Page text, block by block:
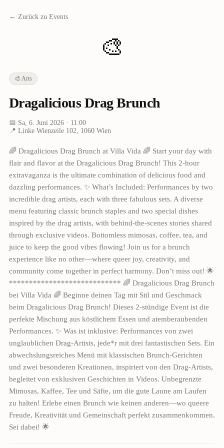
← Zurück zu Events
🎨
🎨 Arts
Dragalicious Drag Brunch
📅 Sa, 6. Juni 2026· 11:00
📍 Linke Wienzeile 102, 1060 Wien
🌈 Dragalicious Drag Brunch at Villa Vida 🌈 Start your day with
flair and flavor at the Dragalicious Drag Brunch! This 2-hour
extravaganza is the ultimate combination of delicious food and
dazzling performances. ✨ What’s Included: Performances by two
incredible drag artists, each with three fabulous sets. A diverse
menu featuring classic brunch staples and two special dishes
inspired by the drag artists, with behind-the-scenes stories shared
through exclusive videos. Bottomless mimosas, coffee, tea, and
juice to keep the good vibes flowing! Join us for a brunch
experience like no other—where queer joy, creativity, and
community come together in perfect harmony. Don’t miss out! 🌟
**************************** 🌈 Dragalicious Drag Brunch
bei Villa Vida 🌈 Beginne deinen Tag mit Stil und Geschmack
beim Dragalicious Drag Brunch! Dieses 2-stündige Event ist die
perfekte Mischung aus köstlichem Essen und atemberaubenden
Performances. ✨ Was ist inklusive: Performances von zwei
unglaublichen Drag-Artists, jede*r mit drei fantastischen Sets. Ein
abwechslungsreiches Menü mit klassischen Brunch-Gerichten
und zwei besonderen Kreationen, inspiriert von den Drag-Artists,
begleitet von exklusiven Geschichten in Videos. Unbegrenzte
Mimosas, Kaffee, Tee und Säfte, um die gute Laune am Laufen
zu halten! Erlebe einen Brunch wie keinen anderen—wo queere
Freude, Kreativität und Gemeinschaft perfekt zusammenkommen.
Sei dabei! 🌟